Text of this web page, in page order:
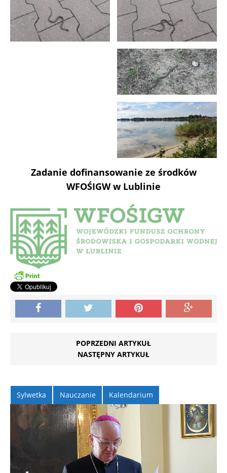
Zadanie dofinansowanie ze środków
WFOŚIGW w Lublinie
POPRZEDNI ARTYKUŁ
NASTĘPNY ARTYKUŁ
Sylwetka Nauczanie Kalendarium